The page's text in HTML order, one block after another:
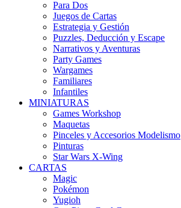
Para Dos
Juegos de Cartas
Estrategia y Gestión
Puzzles, Deducción y Escape
Narrativos y Aventuras
Party Games
Wargames
Familiares
Infantiles
MINIATURAS
Games Workshop
Maquetas
Pinceles y Accesorios Modelismo
Pinturas
Star Wars X-Wing
CARTAS
Magic
Pokémon
Yugioh